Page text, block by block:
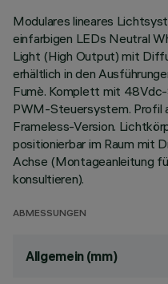
Modulares lineares
einfarbigen LEDs Neutral
Light (High Output) mit
erhältlich in den
Fumè. Komplett mit
PWM-Steuersystem. Profil
Frameless-Version.
positionierbar im Raum mit
Achse (Montageanleitung
konsultieren).
ABMESSUNGEN
Allgemein (mm)